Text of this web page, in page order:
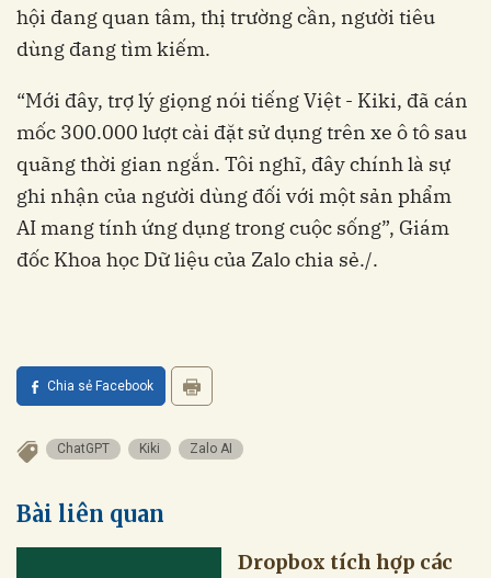
hội đang quan tâm, thị trường cần, người tiêu
dùng đang tìm kiếm.
“Mới đây, trợ lý giọng nói tiếng Việt - Kiki, đã cán
mốc 300.000 lượt cài đặt sử dụng trên xe ô tô sau
quãng thời gian ngắn. Tôi nghĩ, đây chính là sự
ghi nhận của người dùng đối với một sản phẩm
AI mang tính ứng dụng trong cuộc sống”, Giám
đốc Khoa học Dữ liệu của Zalo chia sẻ./.
Chia sẻ Facebook
ChatGPT Kiki Zalo AI
Bài liên quan
Dropbox tích hợp các